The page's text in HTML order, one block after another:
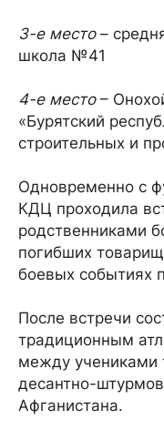
3-е место–
школа №41
4-е место–
«Бурятский
строительных и
Одновременно с
КДЦ проходила
родственниками
погибших
боевых событиях
После встречи
традиционным
между учениками
десантно-
Афганистана.